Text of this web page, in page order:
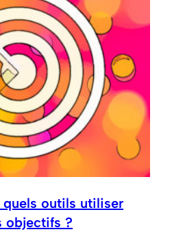
quels outils utiliser
objectifs ?